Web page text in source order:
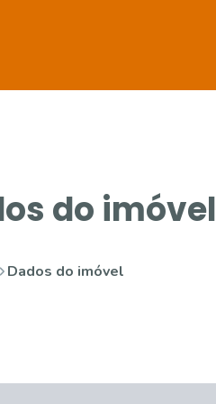
do imóvel
Dados do imóvel